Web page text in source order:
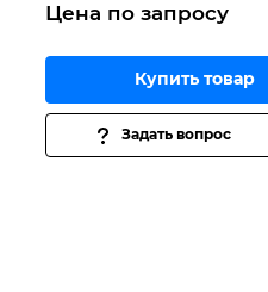
Цена по запросу
Купить товар
Задать вопрос